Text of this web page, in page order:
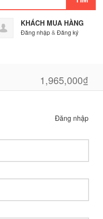
KHÁCH MUA HÀNG
Đăng nhập& Đăng ký
1,965,000₫
1,965,000₫
Đăng nhập